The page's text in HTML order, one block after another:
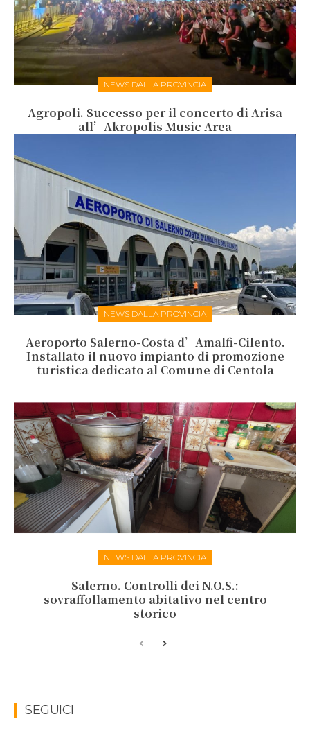
NEWS DALLA PROVINCIA
Agropoli. Successo per il concerto di Arisa
all’Akropolis Music Area
NEWS DALLA PROVINCIA
Aeroporto Salerno-Costa d’Amalfi-Cilento.
Installato il nuovo impianto di promozione
turistica dedicato al Comune di Centola
NEWS DALLA PROVINCIA
Salerno. Controlli dei N.O.S.:
sovraffollamento abitativo nel centro
storico
SEGUICI